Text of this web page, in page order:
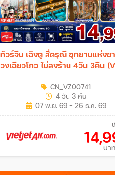
ทัวร์จีน เฉิงตู สี่ดรุณี อุทยานแห่งช
วงเฉียวโกว ไม่ลงร้าน 4วัน 3
CN_VZ00741
4 วัน 3 คืน
07 พ.ย. 69 - 26 ธ.ค. 69
บา